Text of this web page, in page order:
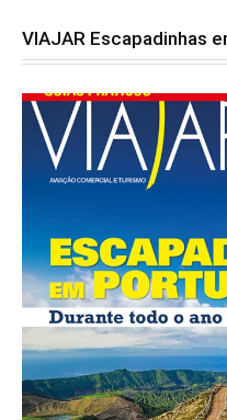
VIAJAR Escapadinhas